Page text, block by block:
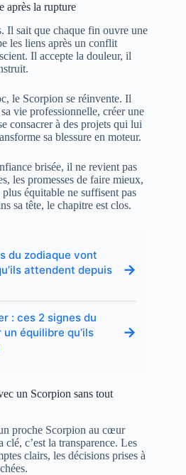
après la rupture
Il sait que chaque fin ouvre une
les liens après un conflit
Il accepte la douleur, il
le Scorpion se réinvente. Il
vie professionnelle, créer une
consacrer à des projets qui lui
sa blessure en moteur.
brisée, il ne revient pas
les promesses de faire mieux,
équitable ne suffisent pas
sa tête, le chapitre est clos.
du zodiaque vont
attendent depuis
→
: ces 2 signes du
équilibre qu’ils
→
un Scorpion sans tout
proche Scorpion au cœur
clé, c’est la transparence. Les
clairs, les décisions prises à